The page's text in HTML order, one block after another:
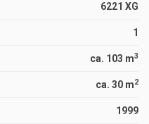
6221 XG
1
ca. 103 m3
ca. 30 m2
1999